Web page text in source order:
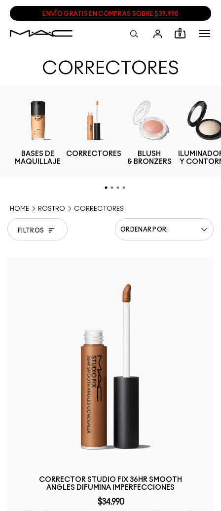
ENVÍO GRATIS EN COMPRAS SOBRE $39.990
0
CORRECTORES
BASES DE
MAQUILLAJE
CORRECTORES
BLUSH
& BRONZERS
Y
HOME ROSTRO CORRECTORES
FILTROS
CORRECTOR STUDIO FIX 36HR SMOOTH
ANGLES DIFUMINA IMPERFECCIONES
$34.990